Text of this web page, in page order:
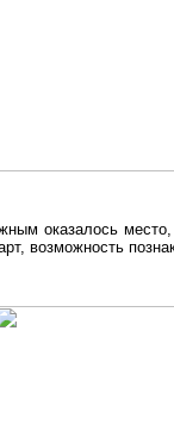
оказалось место,
возможность